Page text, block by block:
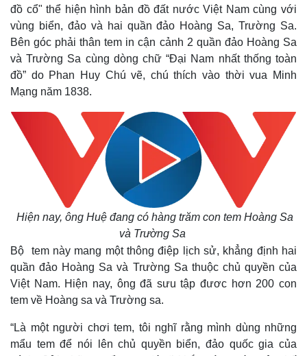
Thế giới
Cuộc sống đó đây
Hồ sơ
Multimedia
Video
Ảnh
E-Magazine
Infographic
đồ cổ" thể hiện hình bản đồ đất nước Việt Nam cùng với
vùng biển, đảo và hai quần đảo Hoàng Sa, Trường Sa.
Bên góc phải thân tem in cận cảnh 2 quần đảo Hoàng Sa
và Trường Sa cùng dòng chữ “Đại Nam nhất thống toàn
đồ” do Phan Huy Chú vẽ, chú thích vào thời vua Minh
Mạng năm 1838.
Hiện nay, ông Huệ đang có hàng trăm con tem Hoàng Sa
và Trường Sa
Bộ tem này mang một thông điệp lịch sử, khẳng định hai
quần đảo Hoàng Sa và Trường Sa thuộc chủ quyền của
Việt Nam. Hiện nay, ông đã sưu tập đươc hơn 200 con
tem về Hoàng sa và Trường sa.
“Là một người chơi tem, tôi nghĩ rằng mình dùng những
mẩu tem để nói lên chủ quyền biển, đảo quốc gia của